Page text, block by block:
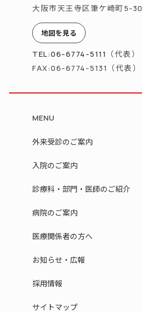
大阪市天王寺区筆ケ崎町5-30
地図を見る
TEL:06-6774-5111 （代表）
FAX:06-6774-5131
（代表）
MENU
外来受診のご案内
入院のご案内
診療科・部門・医師のご紹介
病院のご案内
医療関係者の方へ
お知らせ・広報
採用情報
サイトマップ